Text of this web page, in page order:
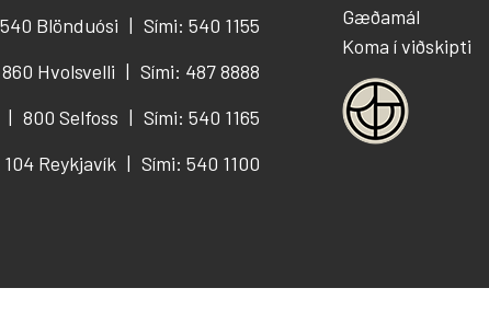
540 Blönduósi
Sími: 540 1155
860 Hvolsvelli
Sími: 487 8888
800 Selfoss
Sími: 540 1165
104 Reykjavík
Sími: 540 1100
Gæðamál
Koma í viðskipti